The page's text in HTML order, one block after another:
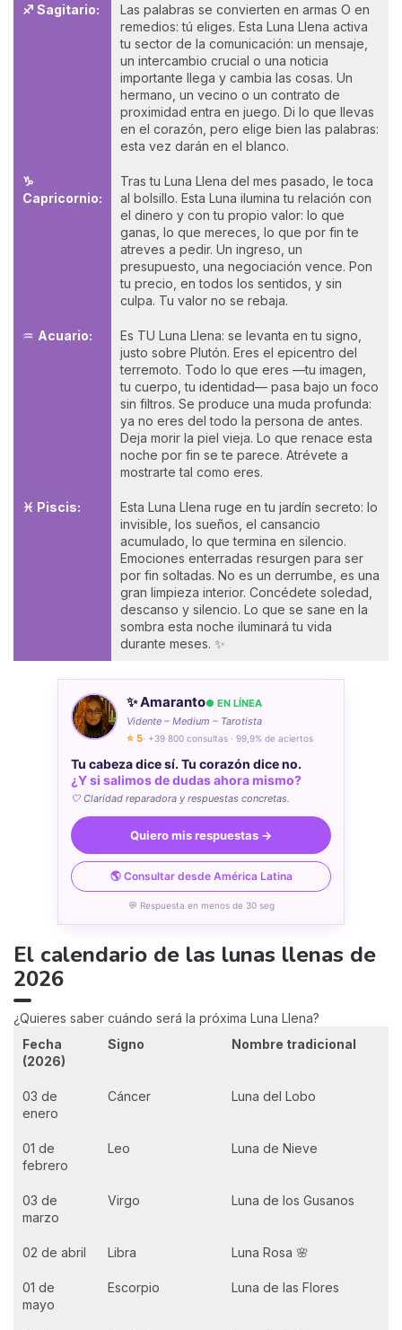
♐ Sagitario:
Las palabras se convierten en armas O en
remedios: tú eliges. Esta Luna Llena activa
tu sector de la comunicación: un mensaje,
un intercambio crucial o una noticia
importante llega y cambia las cosas. Un
hermano, un vecino o un contrato de
proximidad entra en juego. Di lo que llevas
en el corazón, pero elige bien las palabras:
esta vez darán en el blanco.
♑
Capricornio:
Tras tu Luna Llena del mes pasado, le toca
al bolsillo. Esta Luna ilumina tu relación con
el dinero y con tu propio valor: lo que
ganas, lo que mereces, lo que por fin te
atreves a pedir. Un ingreso, un
presupuesto, una negociación vence. Pon
tu precio, en todos los sentidos, y sin
culpa. Tu valor no se rebaja.
♒ Acuario:
Es TU Luna Llena: se levanta en tu signo,
justo sobre Plutón. Eres el epicentro del
terremoto. Todo lo que eres —tu imagen,
tu cuerpo, tu identidad— pasa bajo un foco
sin filtros. Se produce una muda profunda:
ya no eres del todo la persona de antes.
Deja morir la piel vieja. Lo que renace esta
noche por fin se te parece. Atrévete a
mostrarte tal como eres.
♓ Piscis:
Esta Luna Llena ruge en tu jardín secreto: lo
invisible, los sueños, el cansancio
acumulado, lo que termina en silencio.
Emociones enterradas resurgen para ser
por fin soltadas. No es un derrumbe, es una
gran limpieza interior. Concédete soledad,
descanso y silencio. Lo que se sane en la
sombra esta noche iluminará tu vida
durante meses. ✨
✨ Amaranto● EN LÍNEA
Vidente – Medium – Tarotista
⭐ 5· +39 800 consultas · 99,9% de aciertos
Tu cabeza dice sí. Tu corazón dice no.
¿Y si salimos de dudas ahora mismo?
🤍 Claridad reparadora y respuestas concretas.
Quiero mis respuestas →
🌎 Consultar desde América Latina
💬 Respuesta en menos de 30 seg
El calendario de las lunas llenas de
2026
¿Quieres saber cuándo será la próxima Luna Llena?
Fecha
(2026)
Signo Nombre tradicional
03 de
enero
Cáncer Luna del Lobo
01 de
febrero
Leo Luna de Nieve
03 de
marzo
Virgo Luna de los Gusanos
02 de abril Libra Luna Rosa 🌸
01 de
mayo
Escorpio Luna de las Flores